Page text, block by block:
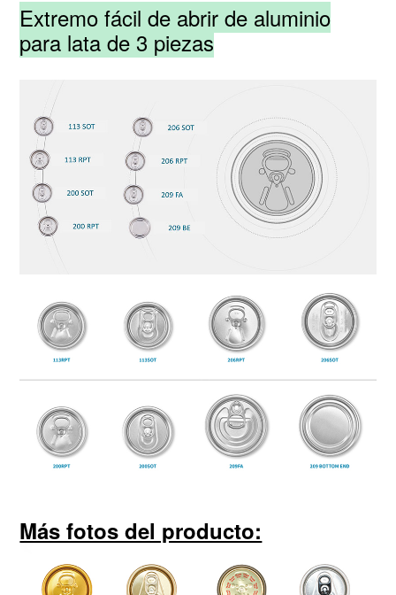
Extremo fácil de abrir de aluminio
para lata de 3 piezas
Más fotos del producto: